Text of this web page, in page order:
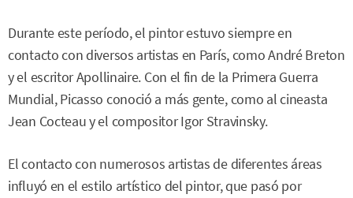
Durante este período, el pintor estuvo siempre en
contacto con diversos artistas en París, como André Breton
y el escritor Apollinaire. Con el fin de la Primera Guerra
Mundial, Picasso conoció a más gente, como al cineasta
Jean Cocteau y el compositor Igor Stravinsky.
El contacto con numerosos artistas de diferentes áreas
influyó en el estilo artístico del pintor, que pasó por